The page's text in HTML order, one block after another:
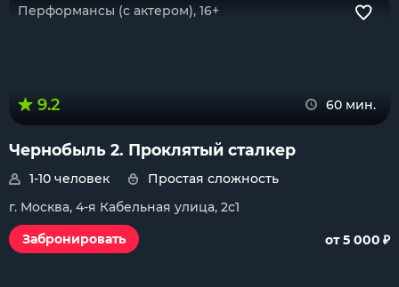
Перформансы (с актером), 16+
9.2 60 мин.
Чернобыль 2. Проклятый сталкер
1-10 человек
Простая сложность
г. Москва, 4-я Кабельная улица, 2с1
Забронировать
от 5 000 ₽